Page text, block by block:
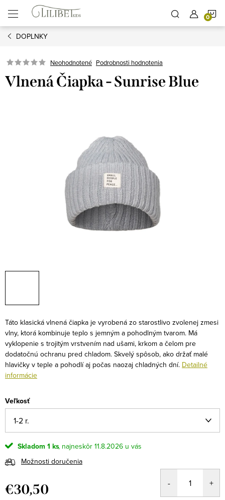
obsah
DOPLNKY
Neohodnotené Podrobnosti hodnotenia
Vlnená Čiapka - Sunrise Blue
Táto klasická vlnená čiapka je vyrobená zo starostlivo zvolenej zmesi
vlny, ktorá kombinuje teplo s jemným a pohodlným tvarom. Má
vyklopenie s trojitým vrstvením nad ušami, krkom a čelom pre
dodatočnú ochranu pred chladom. Skvelý spôsob, ako držať malé
hlavičky v teple a pohodlí aj počas naozaj chladných dní. Detailné
informácie
Veľkosť
Skladom 1 ks
11.8.2026
Možnosti doručenia
€30,50